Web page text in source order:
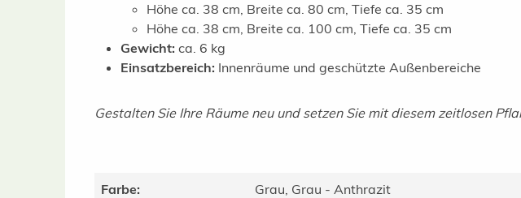
Höhe ca. 38 cm, Breite ca. 80 cm, Tiefe ca. 35 cm
Höhe ca. 38 cm, Breite ca. 100 cm, Tiefe ca. 35 cm
Gewicht: ca. 6 kg
Einsatzbereich: Innenräume und geschützte Außenbereiche
Gestalten Sie Ihre Räume neu und setzen Sie mit diesem zeitlosen
Farbe:
Grau, Grau - Anthrazit